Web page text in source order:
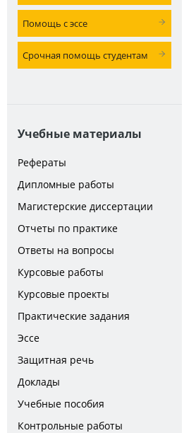
Помощь с эссе
Срочная помощь студентам
Учебные материалы
Рефераты
Дипломные работы
Магистерские диссертации
Отчеты по практике
Ответы на вопросы
Курсовые работы
Курсовые проекты
Практические задания
Эссе
Защитная речь
Доклады
Учебные пособия
Контрольные работы